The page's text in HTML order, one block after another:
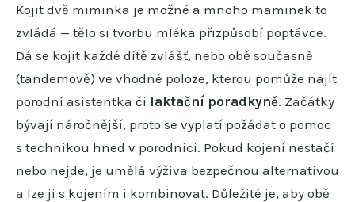
Kojit dvě miminka je možné a mnoho maminek to
zvládá — tělo si tvorbu mléka přizpůsobí poptávce.
Dá se kojit každé dítě zvlášť, nebo obě současně
(tandemově) ve vhodné poloze, kterou pomůže najít
porodní asistentka či laktační poradkyně. Začátky
bývají náročnější, proto se vyplatí požádat o pomoc
s technikou hned v porodnici. Pokud kojení nestačí
nebo nejde, je umělá výživa bezpečnou alternativou
a lze ji s kojením i kombinovat. Důležité je, aby obě